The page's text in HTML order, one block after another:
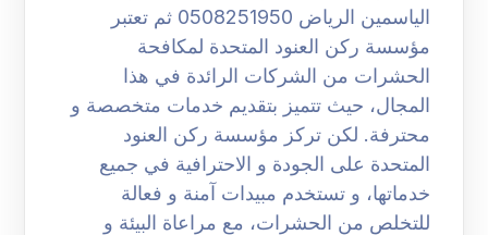
الياسمين الرياض 0508251950 ثم تعتبر
مؤسسة ركن العنود المتحدة لمكافحة
الحشرات من الشركات الرائدة في هذا
المجال، حيث تتميز بتقديم خدمات متخصصة و
محترفة. لكن تركز مؤسسة ركن العنود
المتحدة على الجودة و الاحترافية في جميع
خدماتها، و تستخدم مبيدات آمنة و فعالة
للتخلص من الحشرات، مع مراعاة البيئة و